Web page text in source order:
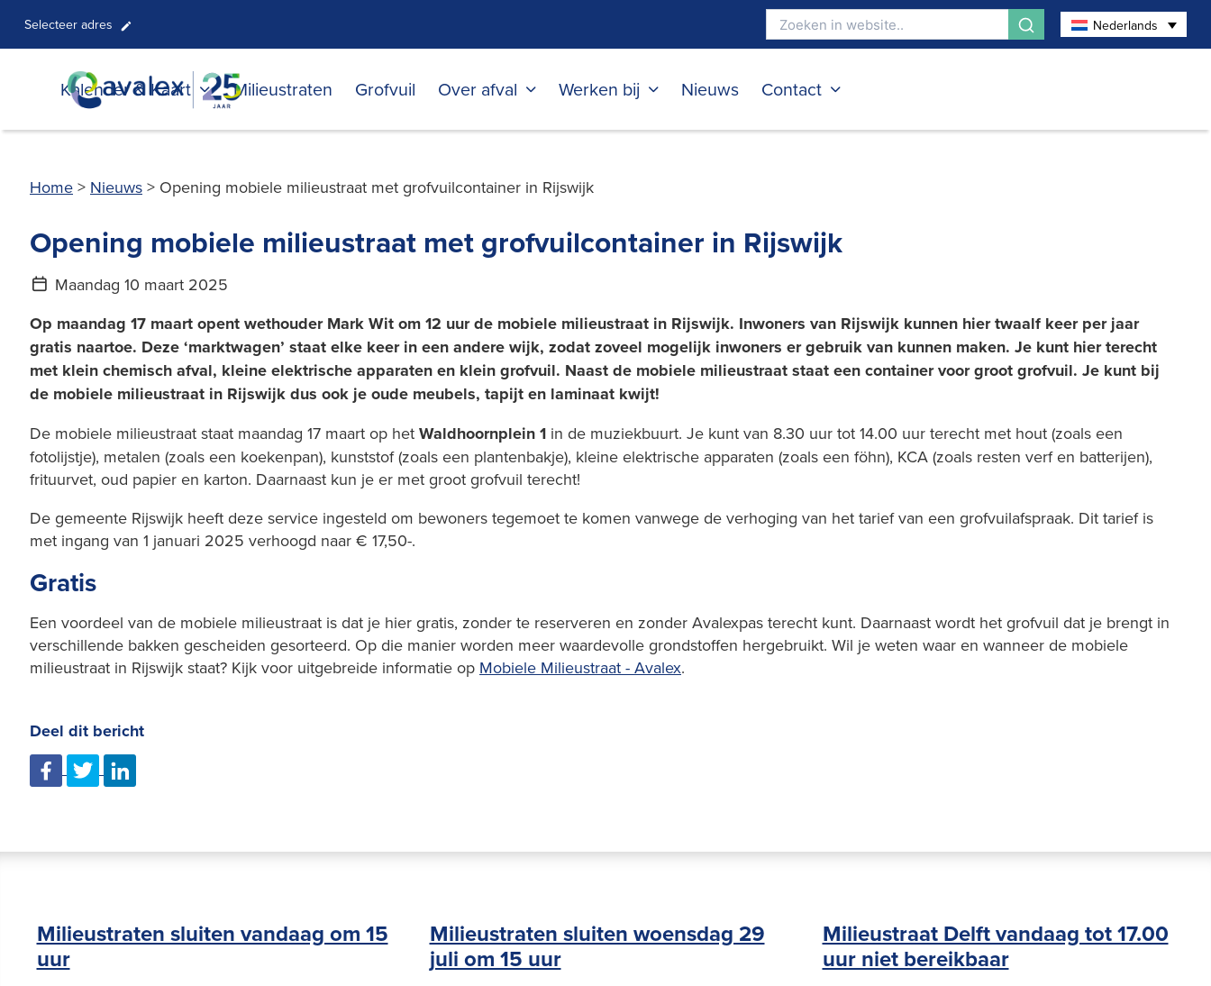
Selecteer adres Nederlands
Kalender & Kaart Milieustraten Grofvuil Over afval Werken bij Nieuws Contact
Home > Nieuws > Opening mobiele milieustraat met grofvuilcontainer in Rijswijk
Opening mobiele milieustraat met grofvuilcontainer in Rijswijk
Maandag 10 maart 2025
Op maandag 17 maart opent wethouder Mark Wit om 12 uur de mobiele milieustraat in Rijswijk. Inwoners van Rijswijk kunnen hier twaalf keer per jaar
gratis naartoe. Deze ‘marktwagen’ staat elke keer in een andere wijk, zodat zoveel mogelijk inwoners er gebruik van kunnen maken. Je kunt hier terecht
met klein chemisch afval, kleine elektrische apparaten en klein grofvuil. Naast de mobiele milieustraat staat een container voor groot grofvuil. Je kunt bij
de mobiele milieustraat in Rijswijk dus ook je oude meubels, tapijt en laminaat kwijt!
De mobiele milieustraat staat maandag 17 maart op het Waldhoornplein 1 in de muziekbuurt. Je kunt van 8.30 uur tot 14.00 uur terecht met hout (zoals een
fotolijstje), metalen (zoals een koekenpan), kunststof (zoals een plantenbakje), kleine elektrische apparaten (zoals een föhn), KCA (zoals resten verf en batterijen),
frituurvet, oud papier en karton. Daarnaast kun je er met groot grofvuil terecht!
De gemeente Rijswijk heeft deze service ingesteld om bewoners tegemoet te komen vanwege de verhoging van het tarief van een grofvuilafspraak. Dit tarief is
met ingang van 1 januari 2025 verhoogd naar € 17,50-.
Gratis
Een voordeel van de mobiele milieustraat is dat je hier gratis, zonder te reserveren en zonder Avalexpas terecht kunt. Daarnaast wordt het grofvuil dat je brengt in
verschillende bakken gescheiden gesorteerd. Op die manier worden meer waardevolle grondstoffen hergebruikt. Wil je weten waar en wanneer de mobiele
milieustraat in Rijswijk staat? Kijk voor uitgebreide informatie op Mobiele Milieustraat - Avalex.
Deel dit bericht
Milieustraten sluiten vandaag om 15
uur
Milieustraten sluiten woensdag 29
juli om 15 uur
Milieustraat Delft vandaag tot 17.00
uur niet bereikbaar